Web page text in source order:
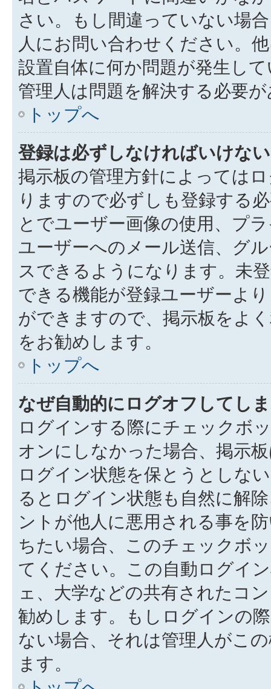
さい。もし間違っていない場
人にお問い合わせください。
設置自体に何か問題が発生し
管理人は問題を解決する必要
トップへ
登録は必ずしなければいけな
掲示板の管理方針によっては
りますので必ずしも登録する
とでユーザー画像の使用、プ
ユーザーへのメール送信、グ
スできるようになります。未
できる機能が登録ユーザーよ
ができますので、掲示板をよ
をお勧めします。
トップへ
なぜ自動的にログオフしてし
ログインする際にチェックボ
オンにしなかった場合、掲示
ログイン状態を保とうとしな
るとログイン状態も自然に解
ントが他人に悪用される事を
ちたい場合、このチェックボ
てください。この自動ログイ
ェ、大学などの共有されたコ
勧めします。もしログインの
ない場合、それは管理人がこ
ます。